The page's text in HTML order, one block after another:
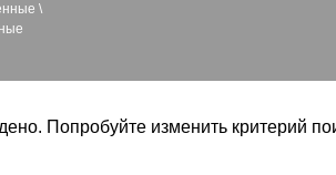
\
Попробуйте изменить критерий